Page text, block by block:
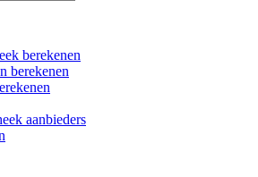
berekenen
berekenen
aanbieders